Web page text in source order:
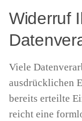
Widerruf
Viele
ausdrücklichen
bereits erteilte
reicht eine